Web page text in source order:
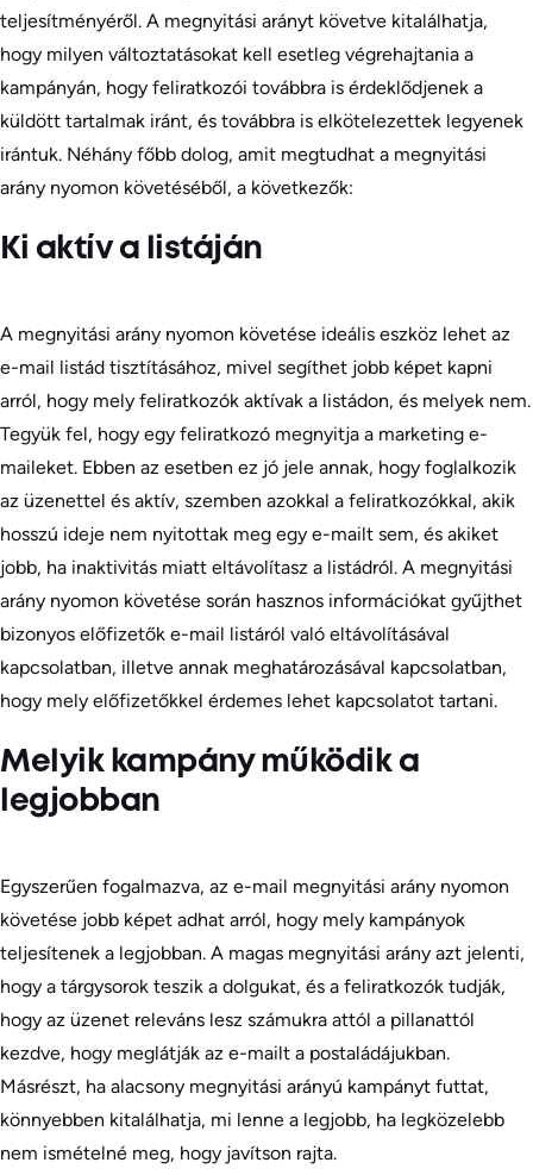
teljesítményéről. A megnyitási arányt követve kitalálhatja,
hogy milyen változtatásokat kell esetleg végrehajtania a
kampányán, hogy feliratkozói továbbra is érdeklődjenek a
küldött tartalmak iránt, és továbbra is elkötelezettek legyenek
irántuk. Néhány főbb dolog, amit megtudhat a megnyitási
arány nyomon követéséből, a következők:
Ki aktív a listáján
A megnyitási arány nyomon követése ideális eszköz lehet az
e-mail listád tisztításához, mivel segíthet jobb képet kapni
arról, hogy mely feliratkozók aktívak a listádon, és melyek nem.
Tegyük fel, hogy egy feliratkozó megnyitja a marketing e-
maileket. Ebben az esetben ez jó jele annak, hogy foglalkozik
az üzenettel és aktív, szemben azokkal a feliratkozókkal, akik
hosszú ideje nem nyitottak meg egy e-mailt sem, és akiket
jobb, ha inaktivitás miatt eltávolítasz a listádról. A megnyitási
arány nyomon követése során hasznos információkat gyűjthet
bizonyos előfizetők e-mail listáról való eltávolításával
kapcsolatban, illetve annak meghatározásával kapcsolatban,
hogy mely előfizetőkkel érdemes lehet kapcsolatot tartani.
Melyik kampány működik a
legjobban
Egyszerűen fogalmazva, az e-mail megnyitási arány nyomon
követése jobb képet adhat arról, hogy mely kampányok
teljesítenek a legjobban. A magas megnyitási arány azt jelenti,
hogy a tárgysorok teszik a dolgukat, és a feliratkozók tudják,
hogy az üzenet releváns lesz számukra attól a pillanattól
kezdve, hogy meglátják az e-mailt a postaládájukban.
Másrészt, ha alacsony megnyitási arányú kampányt futtat,
könnyebben kitalálhatja, mi lenne a legjobb, ha legközelebb
nem ismételné meg, hogy javítson rajta.